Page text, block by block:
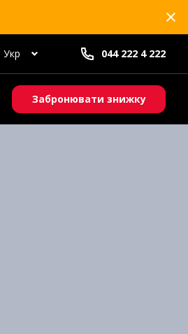
Укр 044 222 4 222
Забронювати знижку